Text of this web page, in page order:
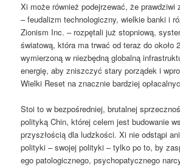
Xi może również podejrzewać, że prawdziwi
– feudalizm technologiczny, wielkie banki i
Zionism Inc. – rozpętali już stopniową,
światową, która ma trwać od teraz do około
wymierzoną w niezbędną globalną
energię, aby zniszczyć stary porządek i
Wielki Reset na znacznie bardziej
Stoi to w bezpośredniej, brutalnej
polityką Chin, której celem jest budowanie
przyszłością dla ludzkości. Xi nie odstąpi
polityki – swojej polityki – tylko po to, by
ego patologicznego, psychopatycznego